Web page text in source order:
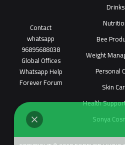
Drinks
Bee
Weight
Personal
Skin
Health
Sonya
Contact
whatsapp
96895688038
Global Offices
Whatsapp Help
Forever Forum